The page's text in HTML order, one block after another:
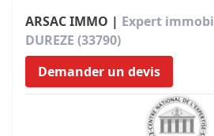
ARSAC IMMO | Expert
DUREZE (33790)
Demander un devis